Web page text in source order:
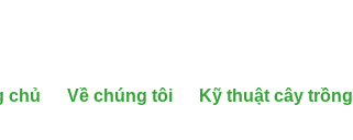
chủ Về chúng tôi Kỹ thuật cây trồng